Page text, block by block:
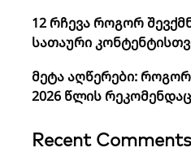
12 რჩევა როგორ
სათაური
მეტა აღწერები:
2026 წლის
Recent Comments